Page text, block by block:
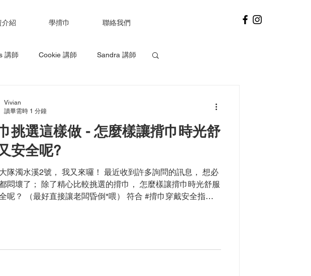
介紹 學揹巾 聯絡我們
講師 Cookie 講師 Sandra 講師
挑選這樣做 - 怎麼樣讓揹巾時光舒
安全呢?
隊濁水溪2號， 我又來囉！ 最近收到許多詢問的訊息， 想必
悶壞了； 除了精心比較挑選的揹巾， 怎麼樣讓揹巾時光舒服
呢？ （最好直接讓老闆昏倒*喂） 符合 #揹巾穿戴安全指
Vivian
讀畢需時 1 分鐘